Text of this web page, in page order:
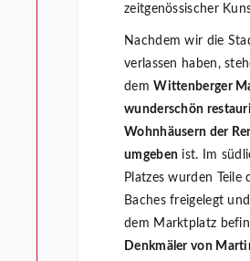
zeitgenössischer
Nachdem wir die
verlassen haben,
demWittenberger
wunderschön
Wohnhäusern der
umgeben ist. Im
Platzes wurden Teile
Baches freigelegt
dem Marktplatz
Denkmäler von